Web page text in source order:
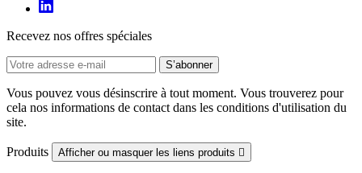
Recevez nos offres spéciales
Vous pouvez vous désinscrire à tout moment. Vous trouverez pour
cela nos informations de contact dans les conditions d'utilisation du
site.
Produits Afficher ou masquer les liens produits 